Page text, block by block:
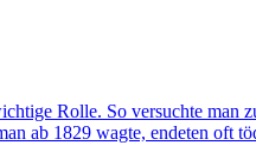
Rolle. So versuchte
ab 1829 wagte, endeten oft